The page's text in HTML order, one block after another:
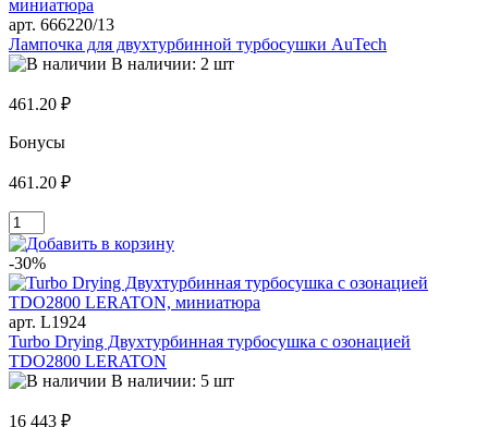
арт. 666220/13
Лампочка для двухтурбинной турбосушки AuTech
В наличии: 2 шт
461.20 ₽
Бонусы
461.20 ₽
-30%
арт. L1924
Turbo Drying Двухтурбинная турбосушка с озонацией
TDO2800 LERATON
В наличии: 5 шт
16 443 ₽